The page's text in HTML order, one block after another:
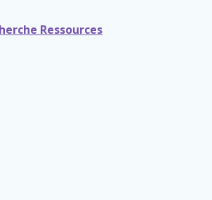
Ressources